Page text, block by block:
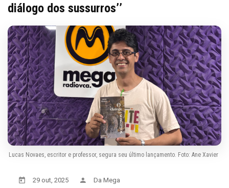
diálogo dos sussurros’’
Lucas Novaes, escritor e professor, segura seu último lançamento. Foto: Ane Xavier
29 out, 2025 Da Mega